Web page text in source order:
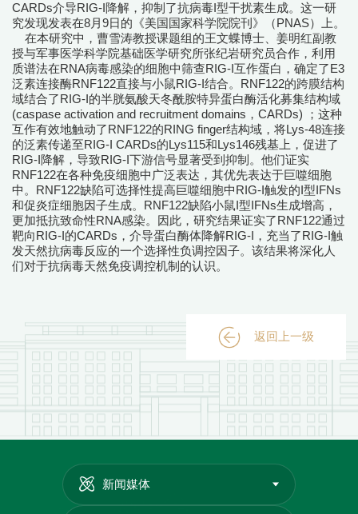
CARDs介导RIG-I降解，抑制了抗病毒I型干扰素生成。这一研
究发现发表在8月9日的《美国国家科学院院刊》（PNAS）上。
在本研究中，曹雪涛教授课题组的王文蝶博士、姜明红副教
授与军事医学科学院基础医学研究所张纪岩研究员合作，利用
质谱法在RNA病毒感染的细胞中筛查RIG-I互作蛋白，确定了E3
泛素连接酶RNF122直接与小鼠RIG-I结合。RNF122的跨膜结构
域结合了RIG-I的半胱氨酸天冬酰胺特异蛋白酶活化募集结构域
(caspase activation and recruitment domains，CARDs) ；这种
互作有效地触动了RNF122的RING finger结构域，将Lys-48连接
的泛素传递至RIG-I CARDs的Lys115和Lys146残基上，促进了
RIG-I降解，导致RIG-I下游信号显著受到抑制。他们证实
RNF122在各种免疫细胞中广泛表达，其优先表达于巨噬细胞
中。RNF122缺陷可选择性提高巨噬细胞中RIG-I触发的I型IFNs
和促炎症细胞因子生成。RNF122缺陷小鼠I型IFNs生成增高，
更加抵抗致命性RNA感染。因此，研究结果证实了RNF122通过
靶向RIG-I的CARDs，介导蛋白酶体降解RIG-I，充当了RIG-I触
发天然抗病毒反应的一个选择性负调控因子。该结果将深化人
们对于抗病毒天然免疫调控机制的认识。
返回上一级
新闻媒体